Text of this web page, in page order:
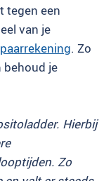
tegen een
van je
. Zo
behoud je
Hierbij
Zo